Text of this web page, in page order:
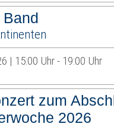
| 15:00 Uhr - 19:00 Uhr
zum
2026